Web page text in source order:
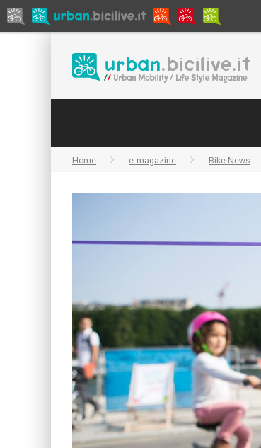
Home e-magazine Bike News